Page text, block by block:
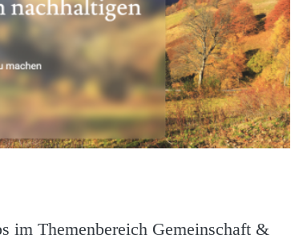
im Themenbereich Gemeinschaft &